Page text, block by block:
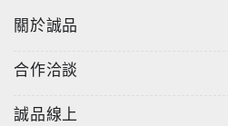
關於誠品
合作洽談
誠品線上